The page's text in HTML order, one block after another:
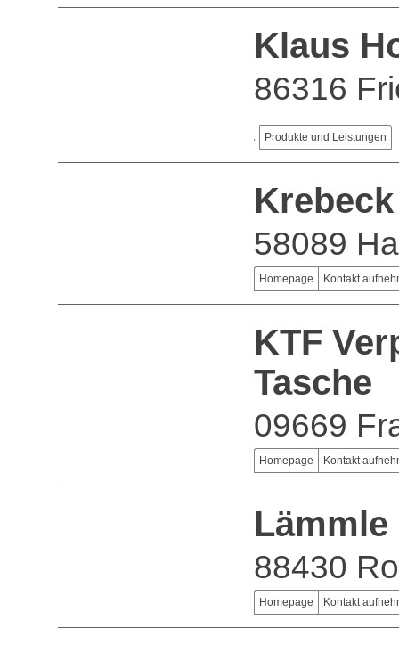
Klaus
86316
Produkte und Leistungen
58089
Homepage Kontakt
KTF
Tasche
09669
Homepage Kontakt
88430
Homepage Kontakt